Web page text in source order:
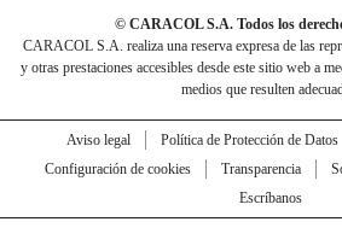
© CARACOL S.A. Todos los
CARACOL S.A. realiza una reserva expresa de las
y otras prestaciones accesibles desde este sitio web a
medios que resulten
Aviso legal Política de Protección de Datos
Configuración de cookies
Transparencia
Escríbanos